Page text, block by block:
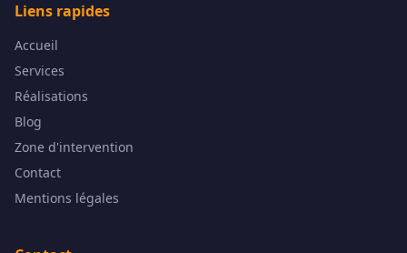
Liens rapides
Accueil
Services
Réalisations
Blog
Zone d'intervention
Contact
Mentions légales